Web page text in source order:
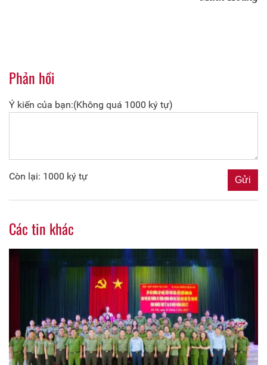
Phản hồi
Ý kiến của bạn:(Không quá 1000 ký tự)
Còn lại: 1000 ký tự
Các tin khác